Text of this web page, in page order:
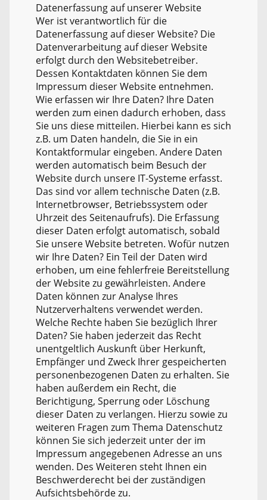
Datenerfassung auf unserer Website
Wer ist verantwortlich für die
Datenerfassung auf dieser Website? Die
Datenverarbeitung auf dieser Website
erfolgt durch den Websitebetreiber.
Dessen Kontaktdaten können Sie dem
Impressum dieser Website entnehmen.
Wie erfassen wir Ihre Daten? Ihre Daten
werden zum einen dadurch erhoben, dass
Sie uns diese mitteilen. Hierbei kann es sich
z.B. um Daten handeln, die Sie in ein
Kontaktformular eingeben. Andere Daten
werden automatisch beim Besuch der
Website durch unsere IT-Systeme erfasst.
Das sind vor allem technische Daten (z.B.
Internetbrowser, Betriebssystem oder
Uhrzeit des Seitenaufrufs). Die Erfassung
dieser Daten erfolgt automatisch, sobald
Sie unsere Website betreten. Wofür nutzen
wir Ihre Daten? Ein Teil der Daten wird
erhoben, um eine fehlerfreie Bereitstellung
der Website zu gewährleisten. Andere
Daten können zur Analyse Ihres
Nutzerverhaltens verwendet werden.
Welche Rechte haben Sie bezüglich Ihrer
Daten? Sie haben jederzeit das Recht
unentgeltlich Auskunft über Herkunft,
Empfänger und Zweck Ihrer gespeicherten
personenbezogenen Daten zu erhalten. Sie
haben außerdem ein Recht, die
Berichtigung, Sperrung oder Löschung
dieser Daten zu verlangen. Hierzu sowie zu
weiteren Fragen zum Thema Datenschutz
können Sie sich jederzeit unter der im
Impressum angegebenen Adresse an uns
wenden. Des Weiteren steht Ihnen ein
Beschwerderecht bei der zuständigen
Aufsichtsbehörde zu.